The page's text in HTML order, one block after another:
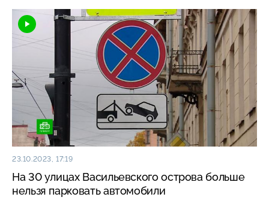
23.10.2023, 17:19
На 30 улицах Васильевского острова больше
нельзя парковать автомобили